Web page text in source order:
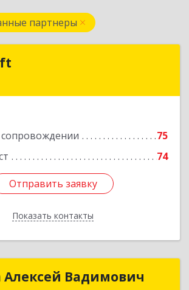
партнеры
75
74
Отправить заявку
Показать контакты
Подробнее
Отправить заявку
Назад
Алексей Вадимович
Алексей Вадимович